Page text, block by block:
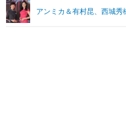
アンミカ＆有村昆、西城秀